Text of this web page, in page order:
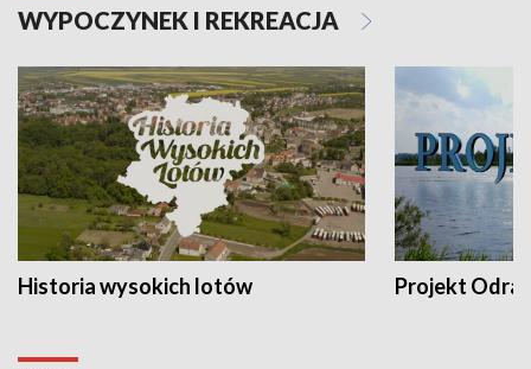
WYPOCZYNEK I REKREACJA
Historia wysokich lotów Projekt Odra